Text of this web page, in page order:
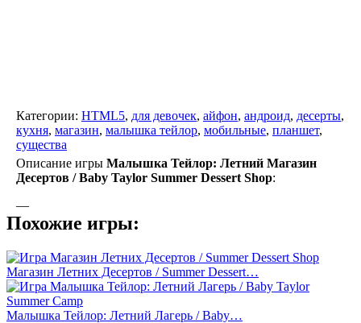
Категории: HTML5, для девочек, айфон, андроид, десерты,
кухня, магазин, малышка тейлор, мобильные, планшет,
существа
Описание игры Малышка Тейлор: Летний Магазин
Десертов / Baby Taylor Summer Dessert Shop:
—
Похожие игры:
Магазин Летних Десертов / Summer Dessert…
Малышка Тейлор: Летний Лагерь / Baby…